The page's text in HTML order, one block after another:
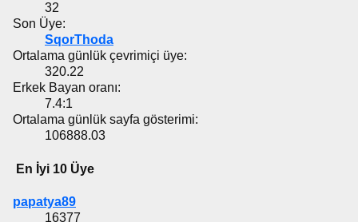
32
Son Üye:
SqorThoda
Ortalama günlük çevrimiçi üye:
320.22
Erkek Bayan oranı:
7.4:1
Ortalama günlük sayfa gösterimi:
106888.03
En İyi 10 Üye
papatya89
16377